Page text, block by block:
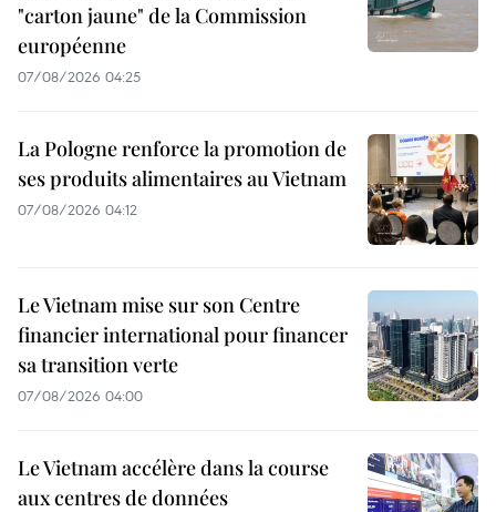
"carton jaune" de la Commission
européenne
07/08/2026 04:25
La Pologne renforce la promotion de
ses produits alimentaires au Vietnam
07/08/2026 04:12
Le Vietnam mise sur son Centre
financier international pour financer
sa transition verte
07/08/2026 04:00
Le Vietnam accélère dans la course
aux centres de données